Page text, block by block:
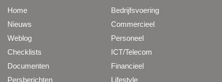
Home
Nieuws
Weblog
Checklists
Documenten
Persberichten
Bedrijfsvoering
Commercieel
Personeel
ICT/Telecom
Financieel
Lifestyle